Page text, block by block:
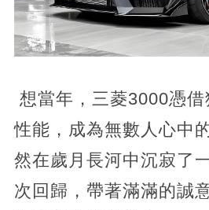
想當年，三菱3000憑
性能，成為無數人心中
然在歲月長河中沉寂了
次回歸，帶著滿滿的誠